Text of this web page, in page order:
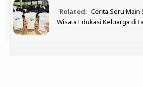
Related: Cerita Seru Main
Wisata Edukasi Keluarga di